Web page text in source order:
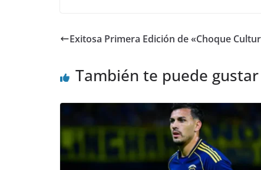
Exitosa Primera Edición de «Choque
También te puede gustar